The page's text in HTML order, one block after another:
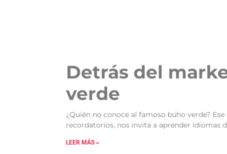
Detrás del
verde
¿Quién no conoce al famoso búho verde?
recordatorios, nos invita a aprender idiomas
LEER MÁS »